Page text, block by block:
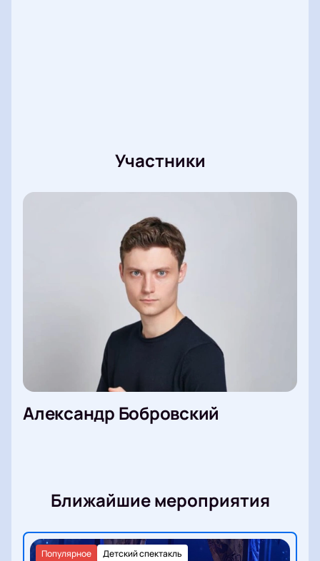
Участники
Александр Бобровский
Ближайшие мероприятия
Детский спектакль
Популярное